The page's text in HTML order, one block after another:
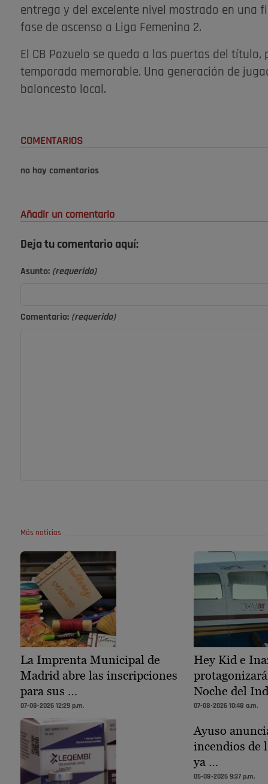
entrega y del excelente nivel mostrado en una
fase de ascenso a Liga Femenina 2.
El CB Pozuelo se queda a las puertas del
temporada memorable. Una generación de
baloncesto local.
COMENTARIOS
no hay comentarios
Añadir un comentario
Deja tu comentario aquí:
Asunto: (requerido)
Comentario: (requerido)
Más noticias
La Imprenta Municipal de
Madrid abre las inscripciones
para sus …
07-08-2026 12:29 p.m.
Hey Kid e
Noche del
07-08-2026 10:48 a.m.
Ayuso
incendios de
ya …
05-08-2026 9:37 p.m.